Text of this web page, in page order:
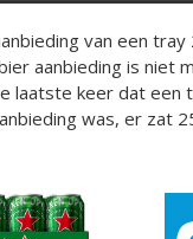
van een
aanbieding is niet
laatste keer dat een
was, er zat